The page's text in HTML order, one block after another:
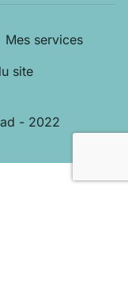
Mes services
site
- 2022